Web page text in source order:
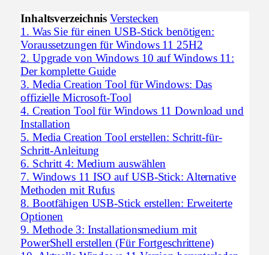
Inhaltsverzeichnis Verstecken
1. Was Sie für einen USB-Stick benötigen:
Voraussetzungen für Windows 11 25H2
2. Upgrade von Windows 10 auf Windows 11:
Der komplette Guide
3. Media Creation Tool für Windows: Das
offizielle Microsoft-Tool
4. Creation Tool für Windows 11 Download und
Installation
5. Media Creation Tool erstellen: Schritt-für-
Schritt-Anleitung
6. Schritt 4: Medium auswählen
7. Windows 11 ISO auf USB-Stick: Alternative
Methoden mit Rufus
8. Bootfähigen USB-Stick erstellen: Erweiterte
Optionen
9. Methode 3: Installationsmedium mit
PowerShell erstellen (Für Fortgeschrittene)